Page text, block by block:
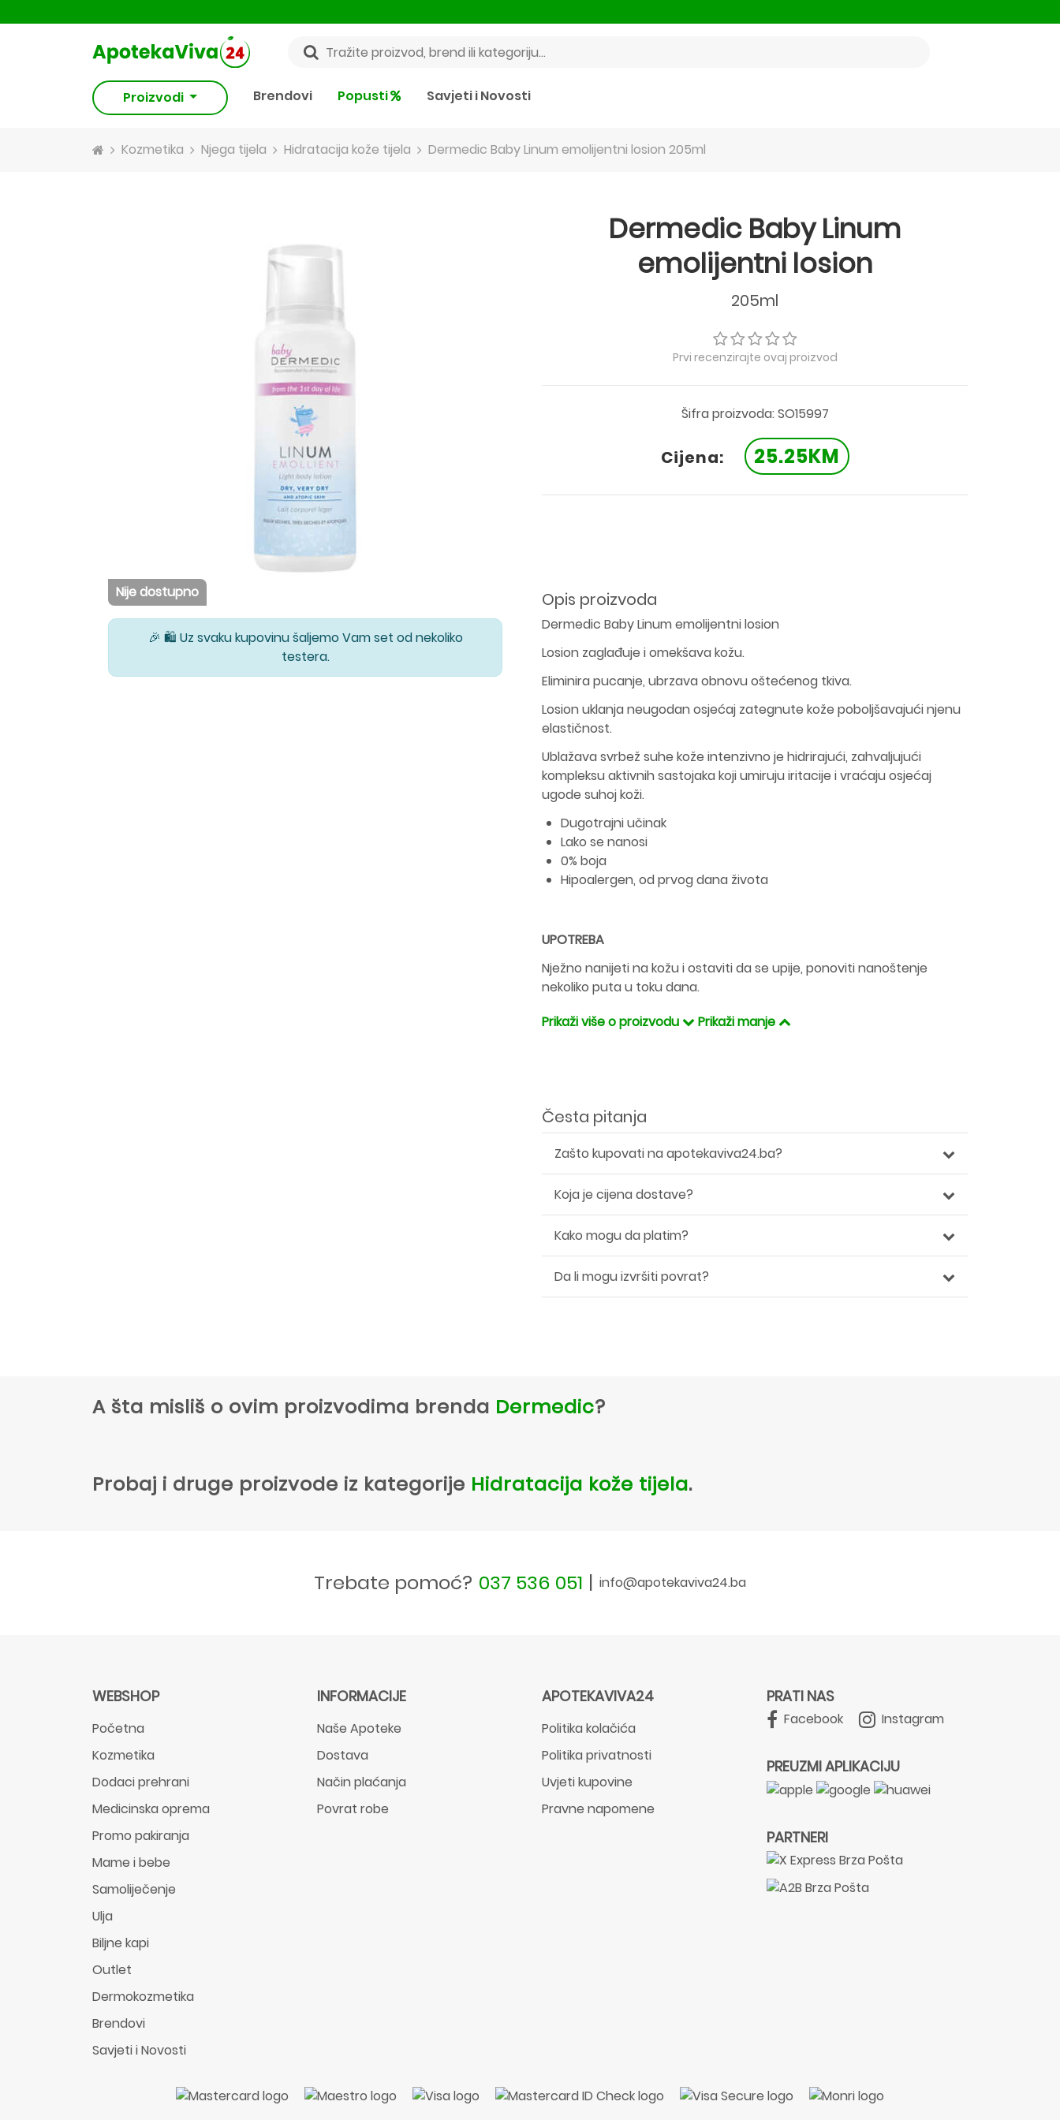
Proizvodi Brendovi Popusti Savjeti i Novosti
Kozmetika Njega tijela Hidratacija kože tijela Dermedic Baby Linum emolijentni losion 205ml
Nije dostupno
🎉 🛍️ Uz svaku kupovinu šaljemo Vam set od nekoliko
testera.
Dermedic Baby Linum
emolijentni losion
205ml
Prvi recenzirajte ovaj proizvod
Šifra proizvoda: SO15997
Cijena: 25.25KM
Opis proizvoda
Dermedic Baby Linum emolijentni losion
Losion zaglađuje i omekšava kožu.
Eliminira pucanje, ubrzava obnovu oštećenog tkiva.
Losion uklanja neugodan osjećaj zategnute kože poboljšavajući njenu
elastičnost.
Ublažava svrbež suhe kože intenzivno je hidrirajući, zahvaljujući
kompleksu aktivnih sastojaka koji umiruju iritacije i vraćaju osjećaj
ugode suhoj koži.
Dugotrajni učinak
Lako se nanosi
0% boja
Hipoalergen, od prvog dana života
UPOTREBA
Nježno nanijeti na kožu i ostaviti da se upije, ponoviti nanoštenje
nekoliko puta u toku dana.
Prikaži više o proizvodu
Prikaži manje
Česta pitanja
Zašto kupovati na apotekaviva24.ba?
Koja je cijena dostave?
Kako mogu da platim?
Da li mogu izvršiti povrat?
A šta misliš o ovim proizvodima brenda Dermedic?
Probaj i druge proizvode iz kategorije Hidratacija kože tijela.
Trebate pomoć? 037 536 051 | info@apotekaviva24.ba
WEBSHOP
Početna
Kozmetika
Dodaci prehrani
Medicinska oprema
Promo pakiranja
Mame i bebe
Samoliječenje
Ulja
Biljne kapi
Outlet
Dermokozmetika
Brendovi
Savjeti i Novosti
INFORMACIJE
Naše Apoteke
Dostava
Način plaćanja
Povrat robe
APOTEKAVIVA24
Politika kolačića
Politika privatnosti
Uvjeti kupovine
Pravne napomene
PRATI NAS
Facebook Instagram
PREUZMI APLIKACIJU
PARTNERI